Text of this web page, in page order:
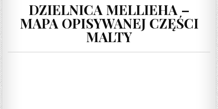
DZIELNICA MELLIEHA –
MAPA OPISYWANEJ CZĘŚCI
MALTY